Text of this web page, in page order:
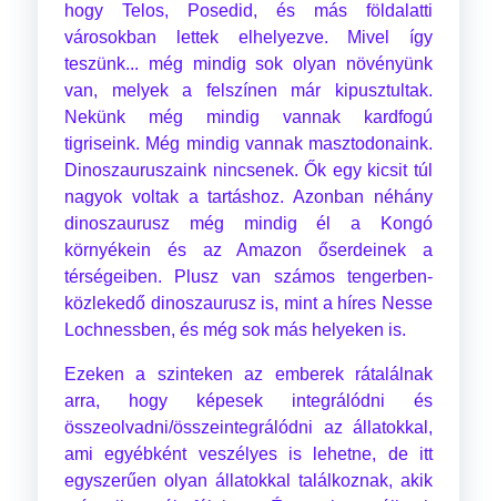
hogy Telos, Posedid, és más földalatti
városokban lettek elhelyezve. Mivel így
teszünk... még mindig sok olyan növényünk
van, melyek a felszínen már kipusztultak.
Nekünk még mindig vannak kardfogú
tigriseink. Még mindig vannak masztodonaink.
Dinoszauruszaink nincsenek. Ők egy kicsit túl
nagyok voltak a tartáshoz. Azonban néhány
dinoszaurusz még mindig él a Kongó
környékein és az Amazon őserdeinek a
térségeiben. Plusz van számos tengerben-
közlekedő dinoszaurusz is, mint a híres Nesse
Lochnessben, és még sok más helyeken is.
Ezeken a szinteken az emberek rátalálnak
arra, hogy képesek integrálódni és
összeolvadni/összeintegrálódni az állatokkal,
ami egyébként veszélyes is lehetne, de itt
egyszerűen olyan állatokkal találkoznak, akik